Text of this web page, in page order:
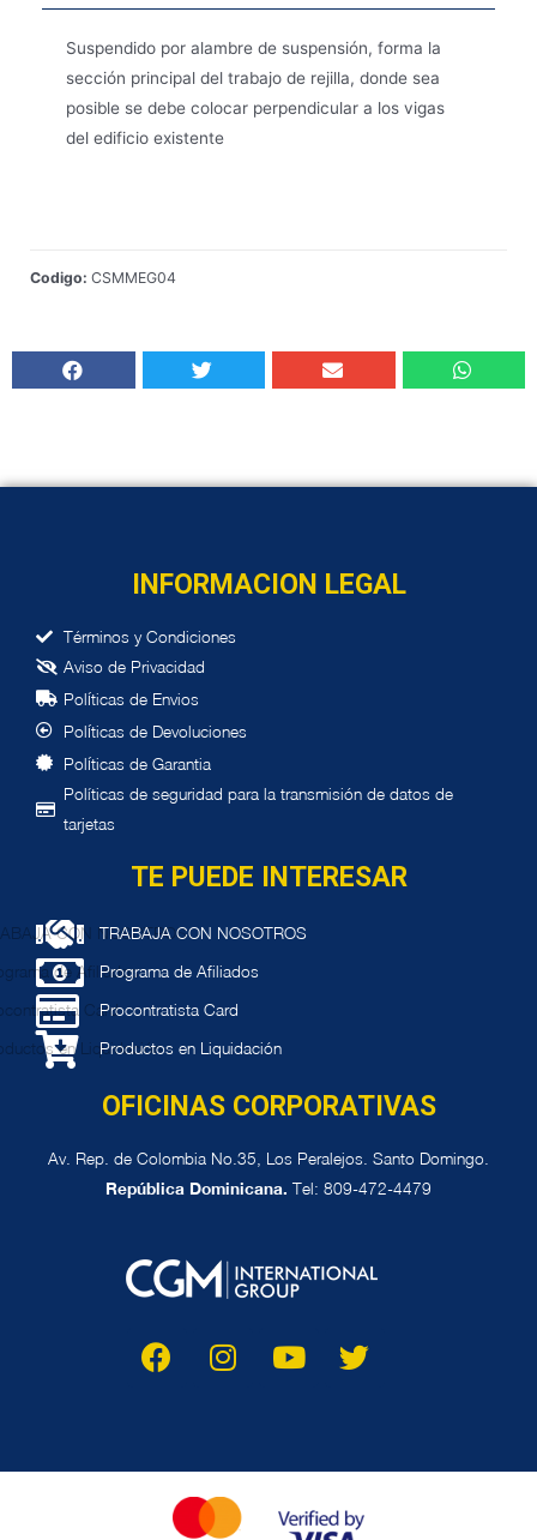
Suspendido por alambre de suspensión, forma la
sección principal del trabajo de rejilla, donde sea
posible se debe colocar perpendicular a los vigas
del edificio existente
Codigo: CSMMEG04
INFORMACION LEGAL
Términos y Condiciones
Aviso de Privacidad
Políticas de Envios
Políticas de Devoluciones
Políticas de Garantia
Políticas de seguridad para la transmisión de datos de
tarjetas
TE PUEDE INTERESAR
TRABAJA CON NOSOTROS
Programa de Afiliados
Procontratista Card
Productos en Liquidación
OFICINAS CORPORATIVAS
Av. Rep. de Colombia No.35, Los Peralejos. Santo Domingo.
República Dominicana. Tel: 809-472-4479